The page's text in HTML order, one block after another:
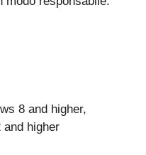
8 and higher,
and higher